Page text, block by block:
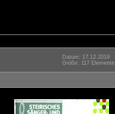
Datum: 17.12.2019
Größe: 117 Elemente